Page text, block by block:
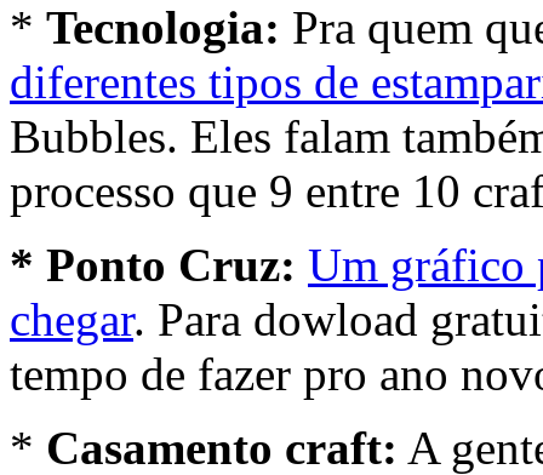
* Tecnologia: Pra quem
diferentes tipos de
Bubbles. Eles falam
processo que 9 entre 10
* Ponto Cruz: Um gráfico
chegar. Para dowload
tempo de fazer pro ano
* Casamento craft: A